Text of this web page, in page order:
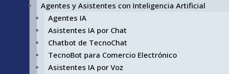
Agentes y Asistentes con Inteligencia Artificial
Agentes IA
Asistentes IA por Chat
Chatbot de TecnoChat
TecnoBot para Comercio Electrónico
Asistentes IA por Voz